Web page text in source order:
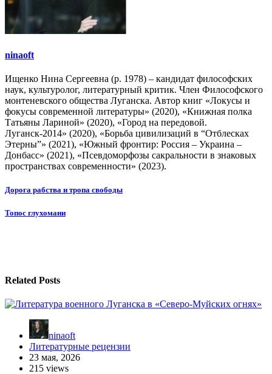
ninaoft
Ищенко Нина Сергеевна (р. 1978) – кандидат философских
наук, культуролог, литературный критик. Член Философского
монтеневского общества Луганска. Автор книг «Локусы и
фокусы современной литературы» (2020), «Книжная полка
Татьяны Лариной» (2020), «Город на передовой.
Луганск-2014» (2020), «Борьба цивилизаций в “Отблесках
Этерны”» (2021), «Южный фронтир: Россия – Украина –
Донбасс» (2021), «Псевдоморфозы сакральности в знаковых
пространствах современности» (2023).
Навигация
по
Дорога рабства и тропа свободы
Топос глухомани
Related Posts
ninaoft
Литературные рецензии
23 мая, 2026
215 views